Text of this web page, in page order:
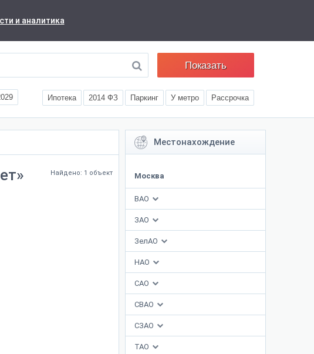
и аналитика
Показать
Ипотека 2014 ФЗ Паркинг У метро Рассрочка
Местонахождение
Москва
ВАО
ЗАО
ЗелАО
НАО
САО
СВАО
СЗАО
ТАО
Найдено: 1 объект